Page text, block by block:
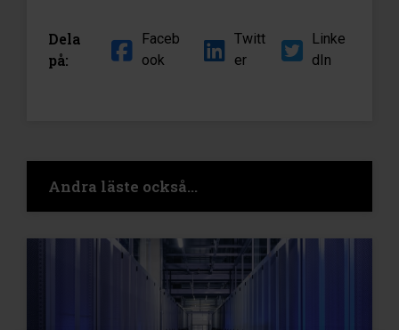
Dela
på:
Faceb
ook
Twitt
er
Linke
dIn
Andra läste också...